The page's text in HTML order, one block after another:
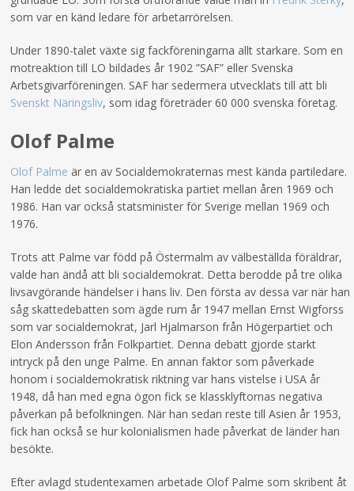
som var en känd ledare för arbetarrörelsen.
Under 1890-talet växte sig fackföreningarna allt starkare. Som en
motreaktion till LO bildades år 1902 ”SAF” eller Svenska
Arbetsgivarföreningen. SAF har sedermera utvecklats till att bli
Svenskt Näringsliv, som idag företräder 60 000 svenska företag.
Olof Palme
Olof Palme är en av Socialdemokraternas mest kända partiledare.
Han ledde det socialdemokratiska partiet mellan åren 1969 och
1986. Han var också statsminister för Sverige mellan 1969 och
1976.
Trots att Palme var född på Östermalm av välbeställda föräldrar,
valde han ändå att bli socialdemokrat. Detta berodde på tre olika
livsavgörande händelser i hans liv. Den första av dessa var när han
såg skattedebatten som ägde rum år 1947 mellan Ernst Wigforss
som var socialdemokrat, Jarl Hjalmarson från Högerpartiet och
Elon Andersson från Folkpartiet. Denna debatt gjorde starkt
intryck på den unge Palme. En annan faktor som påverkade
honom i socialdemokratisk riktning var hans vistelse i USA år
1948, då han med egna ögon fick se klassklyftornas negativa
påverkan på befolkningen. När han sedan reste till Asien år 1953,
fick han också se hur kolonialismen hade påverkat de länder han
besökte.
Efter avlagd studentexamen arbetade Olof Palme som skribent åt